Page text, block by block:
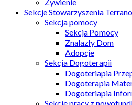
Sekcje Stowarzyszenia
Sekcja pomocy
Sekcja Pomocy
Znalazły Dom
Adopcje
Sekcja Dogoterapii
Dogoteriapia
Dogoterapia
Dogoteriapia